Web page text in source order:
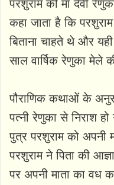
परशुराम की मां देवी
कहा जाता है कि
बिताना चाहते थे और
साल वार्षिक रेणुका मेले
पौराणिक कथाओं के
पत्नी रेणुका से निराश
पुत्र परशुराम को अपनी
परशुराम ने पिता की
पर अपनी माता का वध